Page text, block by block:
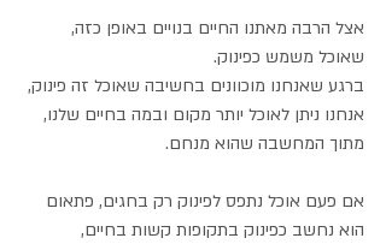
אצל הרבה מאתנו החיים בנויים באופן כזה,
שאוכל משמש כפינוק.
ברגע שאנחנו מוכוונים בחשיבה שאוכל זה פינוק,
אנחנו ניתן לאוכל יותר מקום ובמה בחיים שלנו,
מתוך המחשבה שהוא מנחם.
אם פעם אוכל נתפס לפינוק רק בחגים, פתאום
הוא נחשב כפינוק בתקופות קשות בחיים,